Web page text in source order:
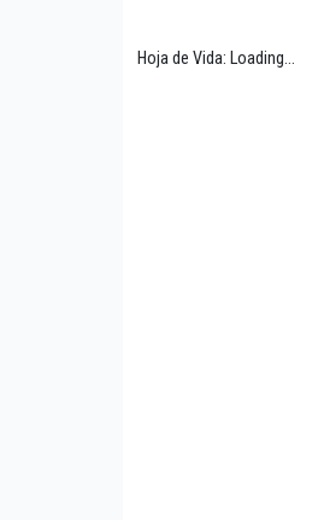
Hoja de Vida: Loading...